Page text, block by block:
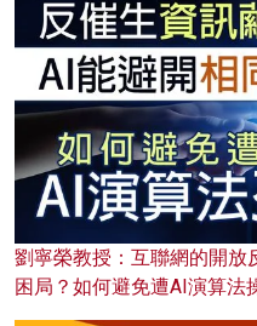
劉寧榮教授：互聯網的開放
困局？如何避免遭AI演算法